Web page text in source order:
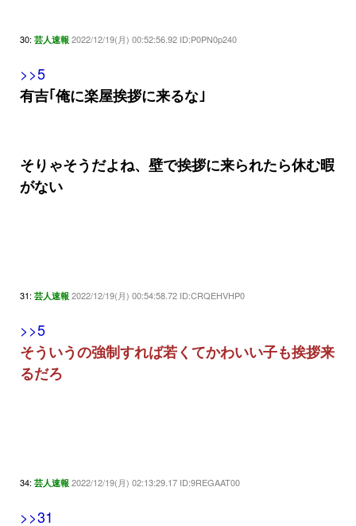
30: 芸人速報 2022/12/19(月) 00:52:56.92 ID:P0PN0p240
>>5
有吉｢俺に楽屋挨拶に来るな｣
そりゃそうだよね、壁で挨拶に来られたら休む暇
がない
31: 芸人速報 2022/12/19(月) 00:54:58.72 ID:CRQEHVHP0
>>5
そういうの強制すれば若くてかわいい子も挨拶来
るだろ
34: 芸人速報 2022/12/19(月) 02:13:29.17 ID:9REGAAT00
>>31